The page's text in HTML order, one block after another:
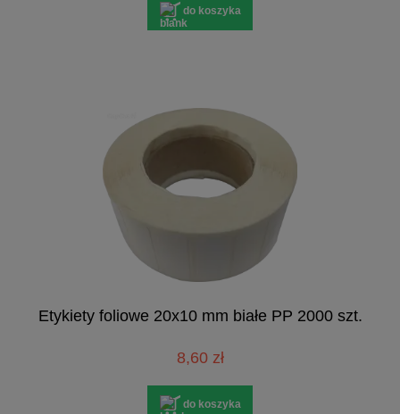
do koszyka
Etykiety foliowe 20x10 mm białe PP 2000 szt.
8,60 zł
do koszyka